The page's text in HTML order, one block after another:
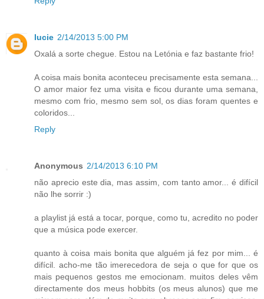
lucie 2/14/2013 5:00 PM
Oxalá a sorte chegue. Estou na Letónia e faz bastante frio!
A coisa mais bonita aconteceu precisamente esta semana...
O amor maior fez uma visita e ficou durante uma semana,
mesmo com frio, mesmo sem sol, os dias foram quentes e
coloridos...
Reply
Anonymous 2/14/2013 6:10 PM
não aprecio este dia, mas assim, com tanto amor... é difícil
não lhe sorrir :)
a playlist já está a tocar, porque, como tu, acredito no poder
que a música pode exercer.
quanto à coisa mais bonita que alguém já fez por mim... é
difícil. acho-me tão imerecedora de seja o que for que os
mais pequenos gestos me emocionam. muitos deles vêm
directamente dos meus hobbits (os meus alunos) que me